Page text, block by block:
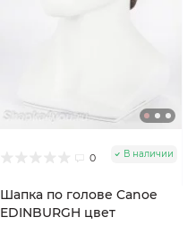
0 В наличии
Шапка по голове Canoe
EDINBURGH цвет